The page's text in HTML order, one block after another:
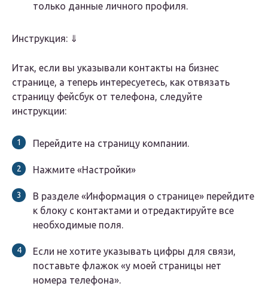
только данные личного профиля.
Инструкция: ⇓
Итак, если вы указывали контакты на бизнес
странице, а теперь интересуетесь, как отвязать
страницу фейсбук от телефона, следуйте
инструкции:
Перейдите на страницу компании.
Нажмите «Настройки»
В разделе «Информация о странице» перейдите
к блоку с контактами и отредактируйте все
необходимые поля.
Если не хотите указывать цифры для связи,
поставьте флажок «у моей страницы нет
номера телефона».